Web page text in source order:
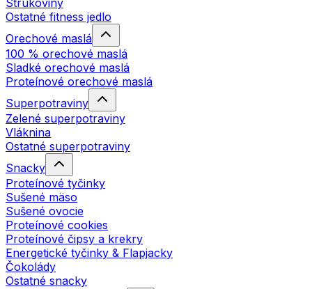
Strukoviny
Ostatné fitness jedlo
Orechové maslá
100 % orechové maslá
Sladké orechové maslá
Proteínové orechové maslá
Superpotraviny
Zelené superpotraviny
Vláknina
Ostatné superpotraviny
Snacky
Proteínové tyčinky
Sušené mäso
Sušené ovocie
Proteínové cookies
Proteínové čipsy a krekry
Energetické tyčinky & Flapjacky
Čokolády
Ostatné snacky